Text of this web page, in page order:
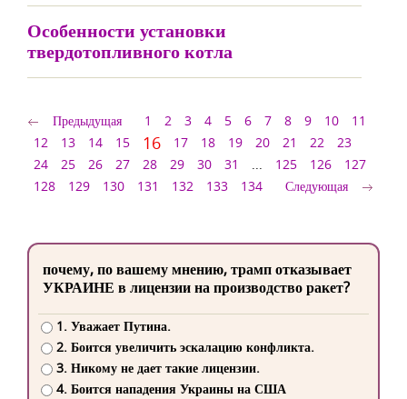
Особенности установки
твердотопливного котла
Предыдущая 1 2 3 4 5 6 7 8 9 10
11
12
13 14 15 16 17 18 19 20 21 22
23
24
25 26 27 28 29 30 31 ... 125 126
127
128
129 130 131 132 133 134 Следующая
почему, по вашему мнению, трамп отказывает
УКРАИНЕ в лицензии на производство ракет?
1. Уважает Путина.
2. Боится увеличить эскалацию конфликта.
3. Никому не дает такие лицензии.
4. Боится нападения Украины на США